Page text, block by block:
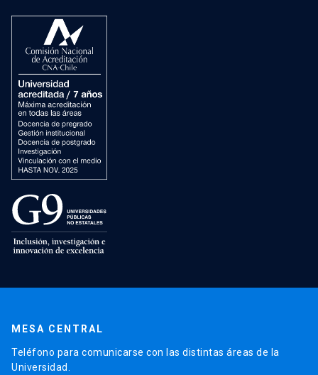
MESA CENTRAL
Teléfono para comunicarse con las distintas áreas de la
Universidad.